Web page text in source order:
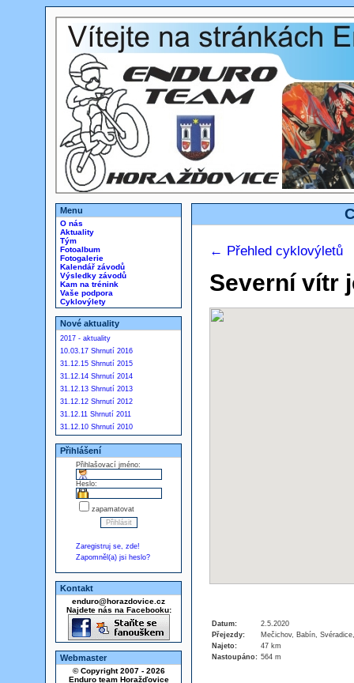
Menu
O nás
Aktuality
Tým
Fotoalbum
Fotogalerie
Kalendář závodů
Výsledky závodů
Kam na trénink
Vaše podpora
Cyklovýlety
Nové aktuality
2017 - aktuality
10.03.17 Shrnutí 2016
31.12.15 Shrnutí 2015
31.12.14 Shrnutí 2014
31.12.13 Shrnutí 2013
31.12.12 Shrnutí 2012
31.12.11 Shrnutí 2011
31.12.10 Shrnutí 2010
Přihlášení
Přihlašovací jméno:
Heslo:
zapamatovat
Zaregistruj se, zde!
Zapomněl(a) jsi heslo?
Kontakt
enduro@horazdovice.cz
Najdete nás na Facebooku:
Webmaster
© Copyright 2007 - 2026
Enduro team Horažďovice
← Přehled cyklovýletů
Severní vítr
Datum:
2.5.2020
Přejezdy:
Mečichov, Babín,
Najeto:
47 km
Nastoupáno: 564 m